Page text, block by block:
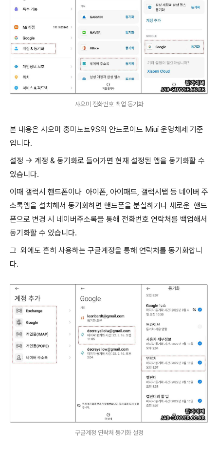
샤오미 전화번호 백업 동기화
본 내용은 샤오미 홍미노트9S의 안드로이드 Miui 운영체제 기준
입니다.
설정 -> 계정 & 동기화로 들어가면 현재 설정된 앱을 동기화할 수
있습니다.
이때 갤럭시 핸드폰이나 아이폰, 아이패드, 갤럭시탭 등 네이버 주
소록앱을 설치해서 동기화하면 핸드폰을 분실하거나 새로운 핸드
폰으로 변경 시 네이버주소록을 통해 전화번호 연락처를 백업해서
동기화할 수 있습니다.
그 외에도 흔히 사용하는 구글계정을 통해 연락처를 동기화합니
다.
구글계정 연락처 동기화 설정